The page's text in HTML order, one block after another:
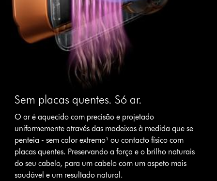
Sem placas quentes. Só ar.
O ar é aquecido com precisão e projetado
uniformemente através das madeixas à medida que se
penteia - sem calor extremo¹ ou contacto físico com
placas quentes. Preservando a força e o brilho naturais
do seu cabelo, para um cabelo com um aspeto mais
saudável e um resultado natural.